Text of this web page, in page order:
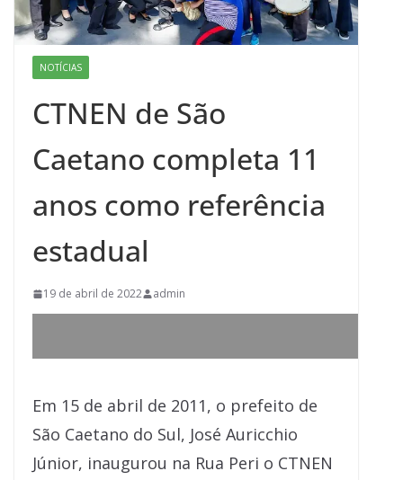
NOTÍCIAS
CTNEN de São
Caetano completa 11
anos como referência
estadual
19 de abril de 2022 admin
Em 15 de abril de 2011, o prefeito de
São Caetano do Sul, José Auricchio
Júnior, inaugurou na Rua Peri o CTNEN